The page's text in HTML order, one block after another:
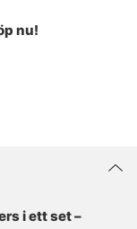
nu!
i ett set –